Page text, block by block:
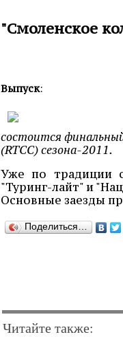
"Смоленское
Выпуск:
состоится
(RTCC) сезона-2011.
Уже по традиции
"Туринг-лайт" и
Основные заезды
Поделиться…
Читайте также: